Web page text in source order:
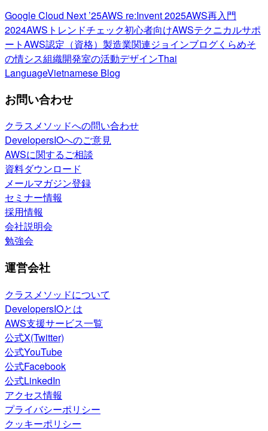
Google Cloud Next ’25AWS re:Invent 2025AWS再入門
2024AWSトレンドチェック初心者向けAWSテクニカルサポ
ートAWS認定（資格） 製造業関連ジョインブログくらめそ
の情シス組織開発室の活動デザインThai
LanguageVietnamese Blog
お問い合わせ
クラスメソッドへの問い合わせ
DevelopersIOへのご意見
AWSに関するご相談
資料ダウンロード
メールマガジン登録
セミナー情報
採用情報
会社説明会
勉強会
運営会社
クラスメソッドについて
DevelopersIOとは
AWS支援サービス一覧
公式X(Twitter)
公式YouTube
公式Facebook
公式LinkedIn
アクセス情報
プライバシーポリシー
クッキーポリシー